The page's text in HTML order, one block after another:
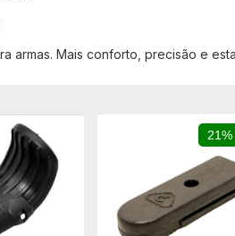
armas. Mais conforto, precisão e